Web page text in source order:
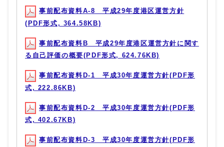
事前配布資料A-8 平成29年度港区運営方針
(PDF形式, 364.58KB)
事前配布資料B 平成29年度港区運営方針に関す
る自己評価の概要(PDF形式, 624.76KB)
事前配布資料D-1 平成30年度運営方針(PDF形
式, 222.86KB)
事前配布資料D-2 平成30年度運営方針(PDF形
式, 402.67KB)
事前配布資料D-3 平成30年度運営方針(PDF形